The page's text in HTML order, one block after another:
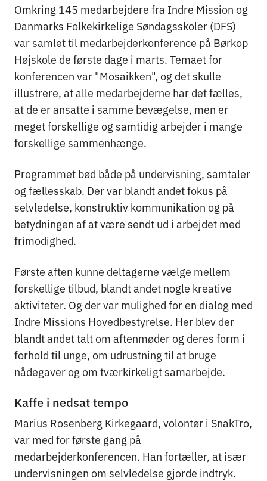
Omkring 145 medarbejdere fra Indre Mission og
Danmarks Folkekirkelige Søndagsskoler (DFS)
var samlet til medarbejderkonference på Børkop
Højskole de første dage i marts. Temaet for
konferencen var "Mosaikken", og det skulle
illustrere, at alle medarbejderne har det fælles,
at de er ansatte i samme bevægelse, men er
meget forskellige og samtidig arbejder i mange
forskellige sammenhænge.
Programmet bød både på undervisning, samtaler
og fællesskab. Der var blandt andet fokus på
selvledelse, konstruktiv kommunikation og på
betydningen af at være sendt ud i arbejdet med
frimodighed.
Første aften kunne deltagerne vælge mellem
forskellige tilbud, blandt andet nogle kreative
aktiviteter. Og der var mulighed for en dialog med
Indre Missions Hovedbestyrelse. Her blev der
blandt andet talt om aftenmøder og deres form i
forhold til unge, om udrustning til at bruge
nådegaver og om tværkirkeligt samarbejde.
Kaffe i nedsat tempo
Marius Rosenberg Kirkegaard, volontør i SnakTro,
var med for første gang på
medarbejderkonferencen. Han fortæller, at især
undervisningen om selvledelse gjorde indtryk.